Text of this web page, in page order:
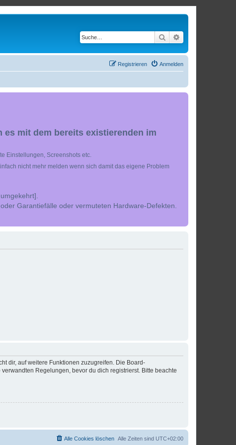
Suche
Anmelden
Registrieren
es mit dem bereits existierenden im
Einstellungen, Screenshots etc.
nicht mehr melden wenn sich damit das eigene Problem
Garantiefälle oder vermuteten Hardware-Defekten.
dir, auf weitere Funktionen zuzugreifen. Die Board-
Regelungen, bevor du dich registrierst. Bitte beachte
Alle Zeiten sind UTC+02:00
Alle Cookies löschen